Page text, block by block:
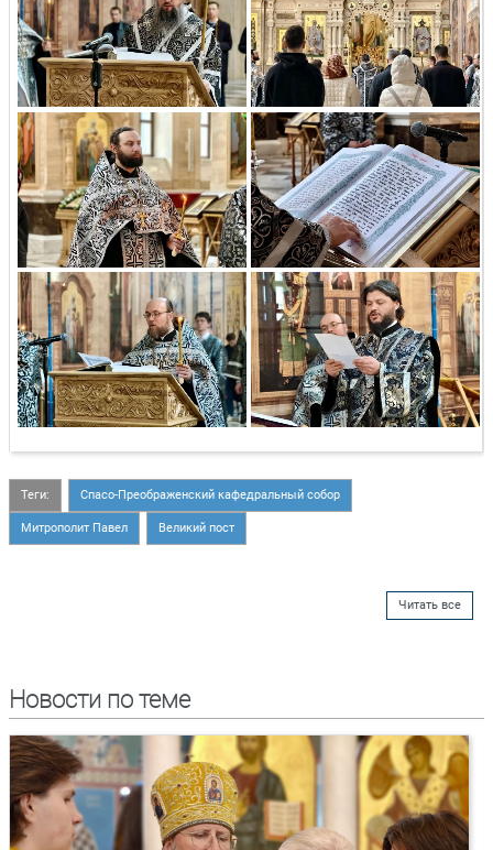
Теги: Спасо-Преображенский кафедральный собор
Митрополит Павел Великий пост
Читать все
Новости по теме